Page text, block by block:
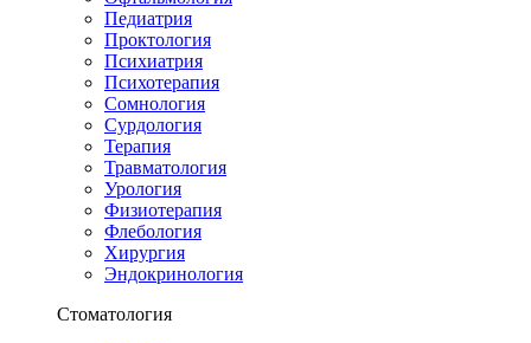
Педиатрия
Проктология
Психиатрия
Психотерапия
Сомнология
Сурдология
Терапия
Травматология
Урология
Физиотерапия
Флебология
Хирургия
Эндокринология
Стоматология